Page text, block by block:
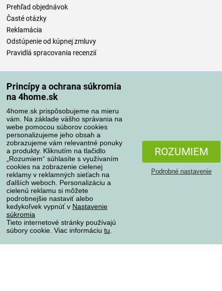
Princípy a ochrana súkromia
na 4home.sk
4home.sk prispôsobujeme na mieru
vám. Na základe vášho správania na
webe pomocou súborov cookies
personalizujeme jeho obsah a
zobrazujeme vám relevantné ponuky
a produkty. Kliknutím na tlačidlo
„Rozumiem“ súhlasíte s využívaním
cookies na zobrazenie cielenej
reklamy v reklamných sieťach na
ďalších weboch. Personalizáciu a
cielenú reklamu si môžete
podrobnejšie nastaviť alebo
kedykoľvek vypnúť v Nastavenie
súkromia
Tieto internetové stránky používajú
súbory cookie. Viac informáciu tu
ROZUMIEM
Podrobné nastavenie
Prehľad objednávok
Časté otázky
Reklamácia
Odstúpenie od kúpnej zmluvy
Pravidlá spracovania recenzií
Spôsoby platby
Spoľahlivý obchod